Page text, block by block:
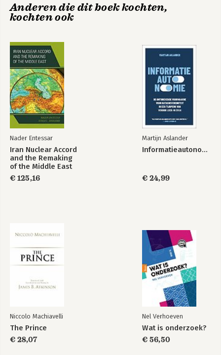
Anderen die dit boek kochten,
kochten ook
Nader Entessar
Iran Nuclear Accord
and the Remaking
of the Middle East
€ 125,16
Martijn Aslander
Informatieautonomie
€ 24,99
Niccolo Machiavelli
The Prince
€ 28,07
Nel Verhoeven
Wat is onderzoek?
€ 56,50